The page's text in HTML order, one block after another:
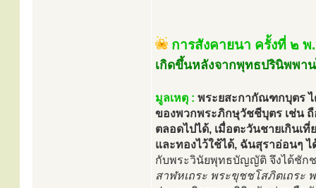
การสังคายนา ครั้งที่ ๒ พ
เกิดขึ้นหลังจากพุทธปรินิพพา
มูลเหตุ : พระยสะกากัณฑกบุตร
ของพวกพระภิกษุวัชชีบุตร เช่น ถื
ตลอดไปได้, เมื่อตะวันชายเกินเ
และทองไว้ใช้ได้, ฉันสุราอ่อนๆ ไ
กับพระวินัยพุทธบัญญัติ จึงได้ชัก
สาฬหเถระ พระขุชชโสภิตเถระ